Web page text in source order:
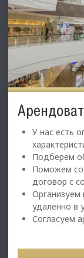
У нас есть
Подберем
Поможем
договор с
удаленно в
Согласуем